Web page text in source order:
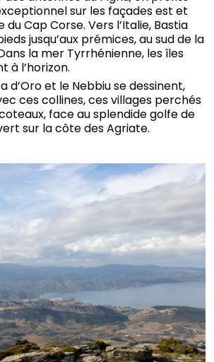
sur les façades est et
Cap Corse. Vers l’Italie, Bastia
jusqu’aux prémices, au sud de la
la mer Tyrrhénienne, les îles
à l’horizon.
d’Oro et le Nebbiu se dessinent,
ces collines, ces villages perchés
face au splendide golfe de
sur la côte des Agriate.